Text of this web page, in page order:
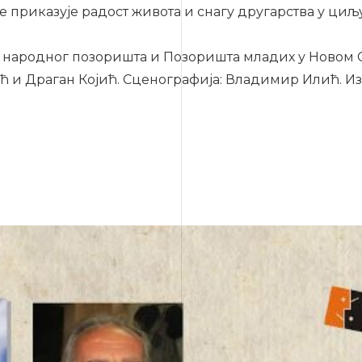
радост живота и снагу другарства у
позоришта и Позоришта младих у Новом
и Драган Којић. Сценографија: Владимир Илић.